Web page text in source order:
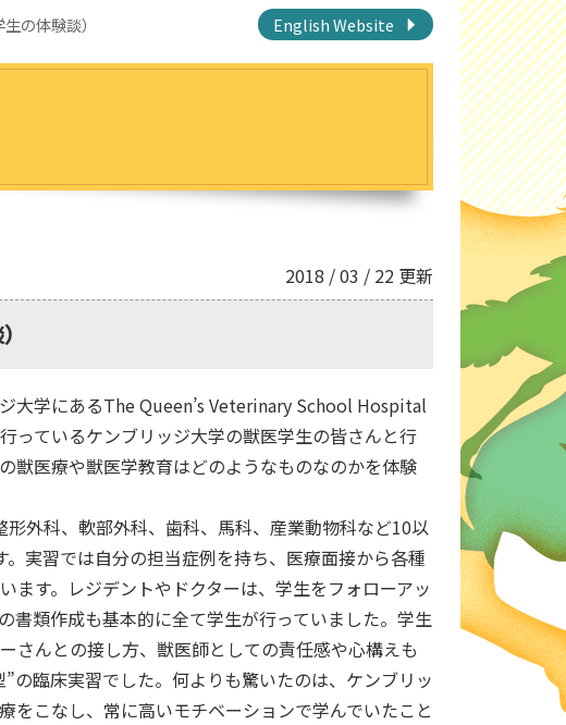
の体験談） English Website
2018 / 03 / 22 更新
大学にあるThe Queen’s Veterinary School Hospital
っているケンブリッジ大学の獣医学生の皆さんと行
獣医療や獣医学教育はどのようなものなのかを体験
外科、軟部外科、歯科、馬科、産業動物科など10以
実習では自分の担当症例を持ち、医療面接から各種
す。レジデントやドクターは、学生をフォローアッ
書類作成も基本的に全て学生が行っていました。学生
さんとの接し方、獣医師としての責任感や心構えも
の臨床実習でした。何よりも驚いたのは、ケンブリッ
をこなし、常に高いモチベーションで学んでいたこと